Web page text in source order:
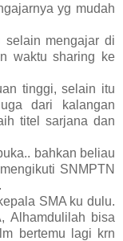
yg mudah
selain mengajar di
waktu sharing ke
tinggi, selain itu
dari kalangan
titel sarjana dan
bahkan beliau
SNMPTN
SMA ku dulu.
Alhamdulilah bisa
bertemu lagi krn